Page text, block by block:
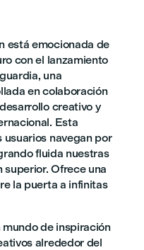
está emocionada de
con el lanzamiento
una
en colaboración
creativo y
Esta
navegan por
fluida nuestras
superior. Ofrece una
la puerta a infinitas
de inspiración
alrededor del